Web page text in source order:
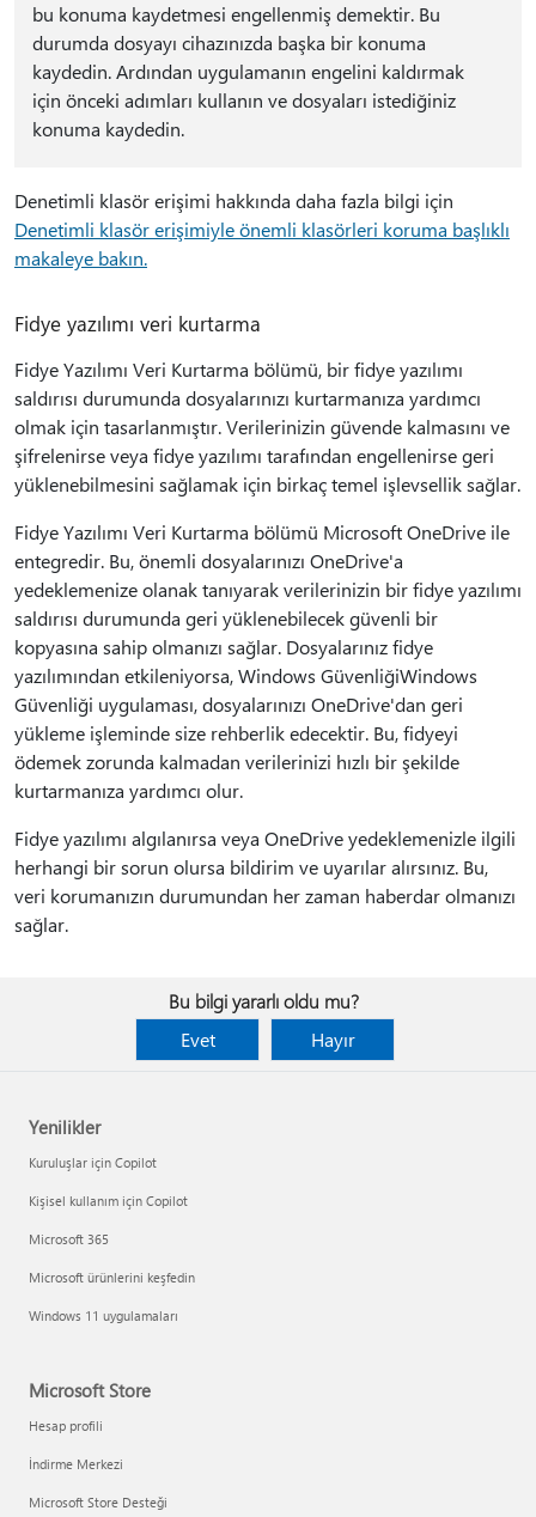
bu konuma kaydetmesi engellenmiş demektir. Bu
durumda dosyayı cihazınızda başka bir konuma
kaydedin. Ardından uygulamanın engelini kaldırmak
için önceki adımları kullanın ve dosyaları istediğiniz
konuma kaydedin.
Denetimli klasör erişimi hakkında daha fazla bilgi için
Denetimli klasör erişimiyle önemli klasörleri koruma başlıklı
makaleye bakın.
Fidye yazılımı veri kurtarma
Fidye Yazılımı Veri Kurtarma bölümü, bir fidye yazılımı
saldırısı durumunda dosyalarınızı kurtarmanıza yardımcı
olmak için tasarlanmıştır. Verilerinizin güvende kalmasını ve
şifrelenirse veya fidye yazılımı tarafından engellenirse geri
yüklenebilmesini sağlamak için birkaç temel işlevsellik sağlar.
Fidye Yazılımı Veri Kurtarma bölümü Microsoft OneDrive ile
entegredir. Bu, önemli dosyalarınızı OneDrive'a
yedeklemenize olanak tanıyarak verilerinizin bir fidye yazılımı
saldırısı durumunda geri yüklenebilecek güvenli bir
kopyasına sahip olmanızı sağlar. Dosyalarınız fidye
yazılımından etkileniyorsa, Windows GüvenliğiWindows
Güvenliği uygulaması, dosyalarınızı OneDrive'dan geri
yükleme işleminde size rehberlik edecektir. Bu, fidyeyi
ödemek zorunda kalmadan verilerinizi hızlı bir şekilde
kurtarmanıza yardımcı olur.
Fidye yazılımı algılanırsa veya OneDrive yedeklemenizle ilgili
herhangi bir sorun olursa bildirim ve uyarılar alırsınız. Bu,
veri korumanızın durumundan her zaman haberdar olmanızı
sağlar.
Bu bilgi yararlı oldu mu?
Evet
Hayır
Yenilikler
Kuruluşlar için Copilot
Kişisel kullanım için Copilot
Microsoft 365
Microsoft ürünlerini keşfedin
Windows 11 uygulamaları
Microsoft Store
Hesap profili
İndirme Merkezi
Microsoft Store Desteği